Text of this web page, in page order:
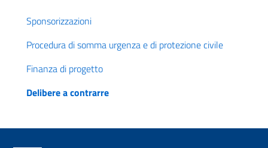
Sponsorizzazioni
Procedura di somma urgenza e di protezione civile
Finanza di progetto
Delibere a contrarre